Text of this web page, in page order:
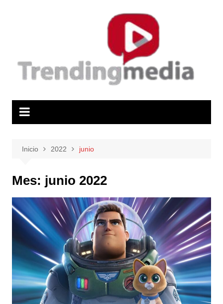
Inicio 2022 junio
Mes: junio 2022